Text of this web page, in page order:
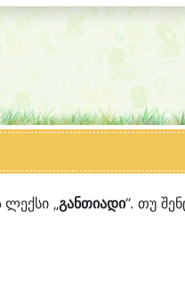
ლექსი „განთიადი“. თუ